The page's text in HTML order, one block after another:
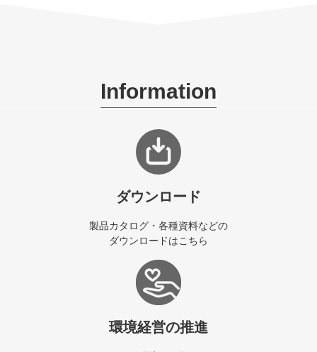
Information
ダウンロード
製品カタログ・各種資料などの
ダウンロードはこちら
環境経営の推進